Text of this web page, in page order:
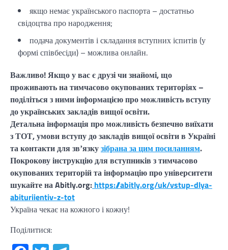
якщо немає українського паспорта – достатньо
свідоцтва про народження;
подача документів і складання вступних іспитів (у
формі співбесіди) – можлива онлайн.
Важливо! Якщо у вас є друзі чи знайомі, що
проживають на тимчасово окупованих територіях –
поділіться з ними інформацією про можливість вступу
до українських закладів вищої освіти.
Детальна інформація про можливість безпечно виїхати
з ТОТ, умови вступу до закладів вищої освіти в Україні
та контакти для звʼязкузібрана за цим посиланням.
Покрокову інструкцію для вступників з тимчасово
окупованих територій та інформацію про університети
шукайте на Abitly.org: https://abitly.org/uk/vstup-dlya-
abituriientiv-z-tot
Україна чекає на кожного і кожну!
Поділитися: